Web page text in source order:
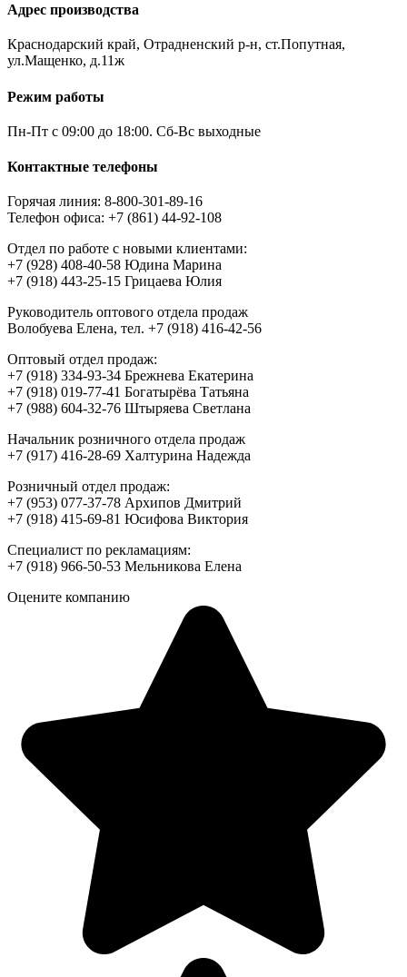
Адрес производства
Краснодарский край, Отрадненский р-н, ст.Попутная,
ул.Мащенко, д.11ж
Режим работы
Пн-Пт с 09:00 до 18:00. Сб-Вс выходные
Контактные телефоны
Горячая линия: 8-800-301-89-16
Телефон офиса: +7 (861) 44-92-108
Отдел по работе с новыми клиентами:
+7 (928) 408-40-58 Юдина Марина
+7 (918) 443-25-15 Грицаева Юлия
Руководитель оптового отдела продаж
Волобуева Елена, тел. +7 (918) 416-42-56
Оптовый отдел продаж:
+7 (918) 334-93-34 Брежнева Екатерина
+7 (918) 019-77-41 Богатырёва Татьяна
+7 (988) 604-32-76 Штыряева Светлана
Начальник розничного отдела продаж
+7 (917) 416-28-69 Халтурина Надежда
Розничный отдел продаж:
+7 (953) 077-37-78 Архипов Дмитрий
+7 (918) 415-69-81 Юсифова Виктория
Специалист по рекламациям:
+7 (918) 966-50-53 Мельникова Елена
Оцените компанию